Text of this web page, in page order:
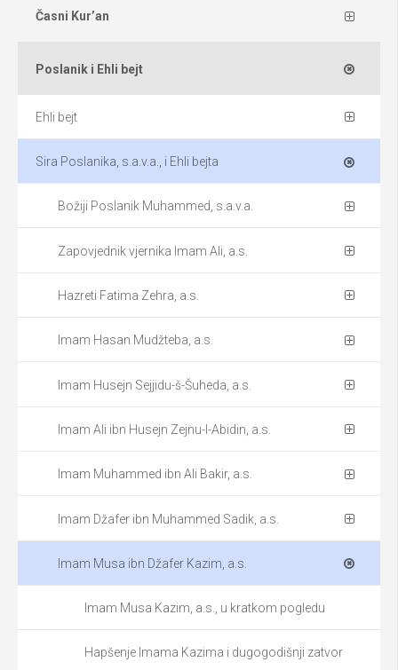
Časni Kur’an
Poslanik i Ehli bejt
Ehli bejt
Sira Poslanika, s.a.v.a., i Ehli bejta
Božiji Poslanik Muhammed, s.a.v.a.
Zapovjednik vjernika Imam Ali, a.s.
Hazreti Fatima Zehra, a.s.
Imam Hasan Mudžteba, a.s.
Imam Husejn Sejjidu-š-Šuheda, a.s.
Imam Ali ibn Husejn Zejnu-l-Abidin, a.s.
Imam Muhammed ibn Ali Bakir, a.s.
Imam Džafer ibn Muhammed Sadik, a.s.
Imam Musa ibn Džafer Kazim, a.s.
Imam Musa Kazim, a.s., u kratkom pogledu
Hapšenje Imama Kazima i dugogodišnji zatvor